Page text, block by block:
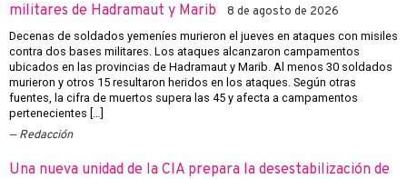
militares de Hadramaut y Marib
8 de agosto de 2026
Decenas de soldados yemeníes murieron el jueves en ataques con misiles
contra dos bases militares. Los ataques alcanzaron campamentos
ubicados en las provincias de Hadramaut y Marib. Al menos 30 soldados
murieron y otros 15 resultaron heridos en los ataques. Según otras
fuentes, la cifra de muertos supera las 45 y afecta a campamentos
pertenecientes […]
Redacción
Una nueva unidad de la CIA prepara la desestabilización de